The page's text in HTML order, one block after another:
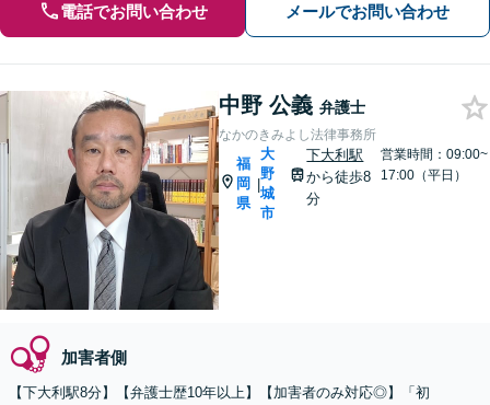
電話でお問い合わせ メールでお問い合わせ
中野 公義 弁護士
なかのきみよし法律事務所
福
岡
県
|
大
野
城
市
下大利駅
から徒歩8
分
営業時間：09:00~
17:00（平日）
加害者側
【下大利駅8分】【弁護士歴10年以上】【加害者のみ対応◎】「初